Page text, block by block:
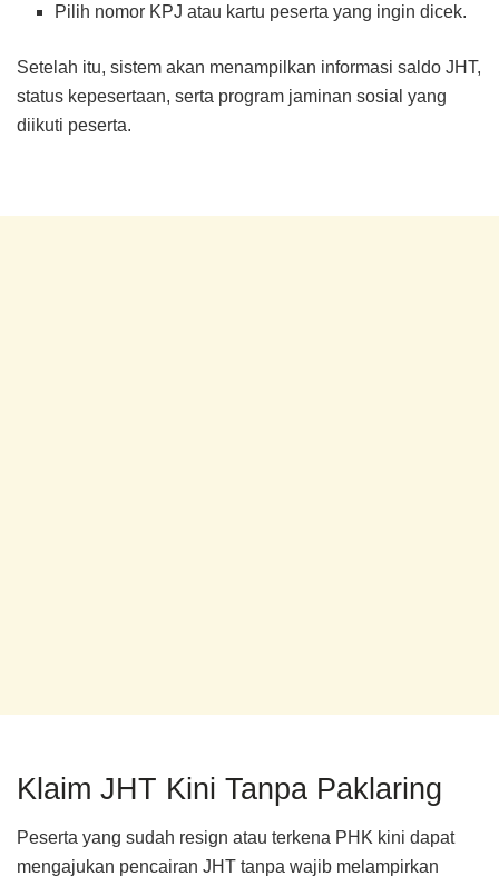
Pilih nomor KPJ atau kartu peserta yang ingin dicek.
Setelah itu, sistem akan menampilkan informasi saldo JHT,
status kepesertaan, serta program jaminan sosial yang
diikuti peserta.
Klaim JHT Kini Tanpa Paklaring
Peserta yang sudah resign atau terkena PHK kini dapat
mengajukan pencairan JHT tanpa wajib melampirkan